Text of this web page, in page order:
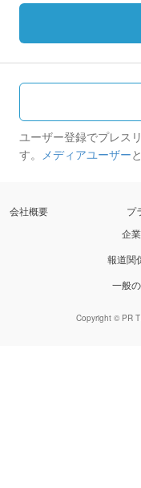
ユーザー登録でプレス
す。 メディアユーザー
会社概要 プ
企
報道関
一般
Copyright © PR